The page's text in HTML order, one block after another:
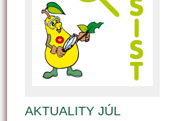
AKTUALITY JÚL